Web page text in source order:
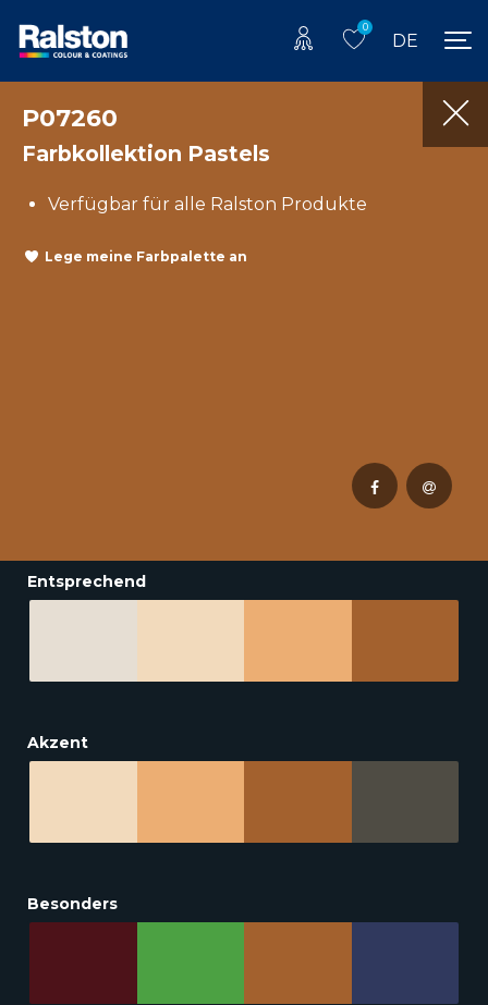
0
DE
P07260
Farbkollektion Pastels
Verfügbar für alle Ralston Produkte
Lege meine Farbpalette an
Entsprechend
Akzent
Besonders